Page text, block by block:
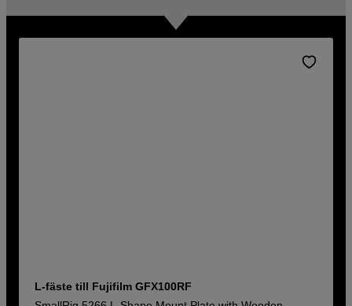
L-fäste till Fujifilm GFX100RF